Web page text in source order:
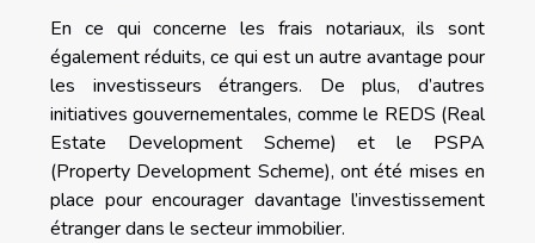
En ce qui concerne les frais notariaux, ils sont
également réduits, ce qui est un autre avantage pour
les investisseurs étrangers. De plus, d’autres
initiatives gouvernementales, comme le REDS (Real
Estate Development Scheme) et le PSPA
(Property Development Scheme), ont été mises en
place pour encourager davantage l’investissement
étranger dans le secteur immobilier.